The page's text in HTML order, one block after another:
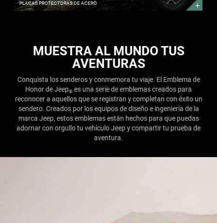
PLACAS PROTECTORAS DE ACERO
MUESTRA AL MUNDO TUS
AVENTURAS
Conquista los senderos y conmemora tu viaje. El Emblema de
Honor de Jeep® es una serie de emblemas creados para
reconocer a aquellos que se registran y completan con éxito un
sendero. Creados por los equipos de diseño e ingeniería de la
marca Jeep, estos emblemas están hechos para que puedas
adornar con orgullo tu vehículo Jeep y compartir tu prueba de
aventura.